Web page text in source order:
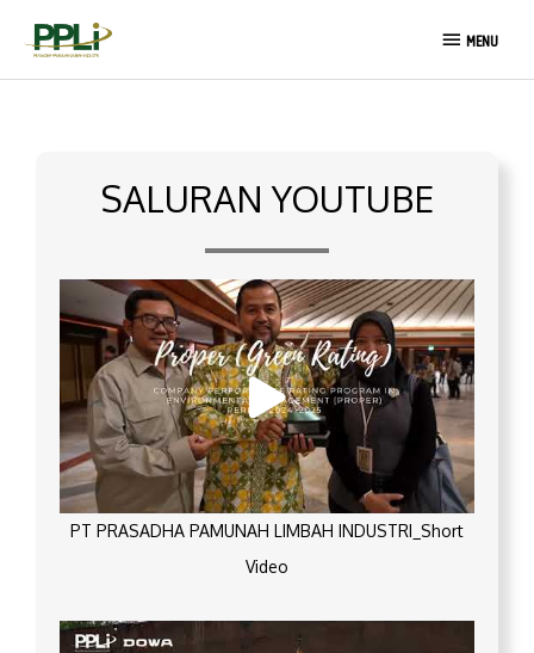
MENU
MENU
SALURAN YOUTUBE
PT PRASADHA PAMUNAH LIMBAH INDUSTRI_Short
Video